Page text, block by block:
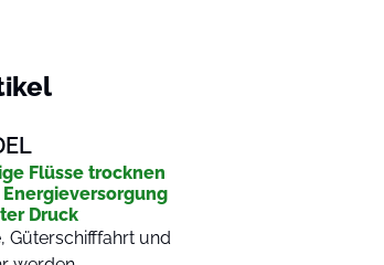
Flüsse trocknen
Druck
Güterschifffahrt und